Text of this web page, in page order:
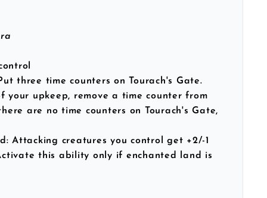
three time counters on Tourach's Gate.
your upkeep, remove a time counter from
are no time counters on Tourach's Gate,
Attacking creatures you control get +2/-1
this ability only if enchanted land is